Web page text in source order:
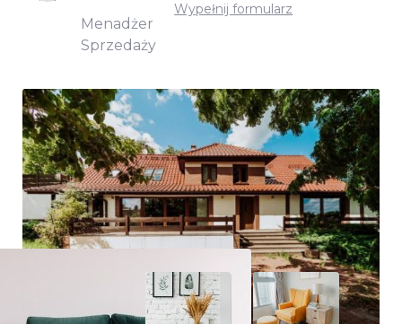
Menadżer
Sprzedaży
Wypełnij formularz